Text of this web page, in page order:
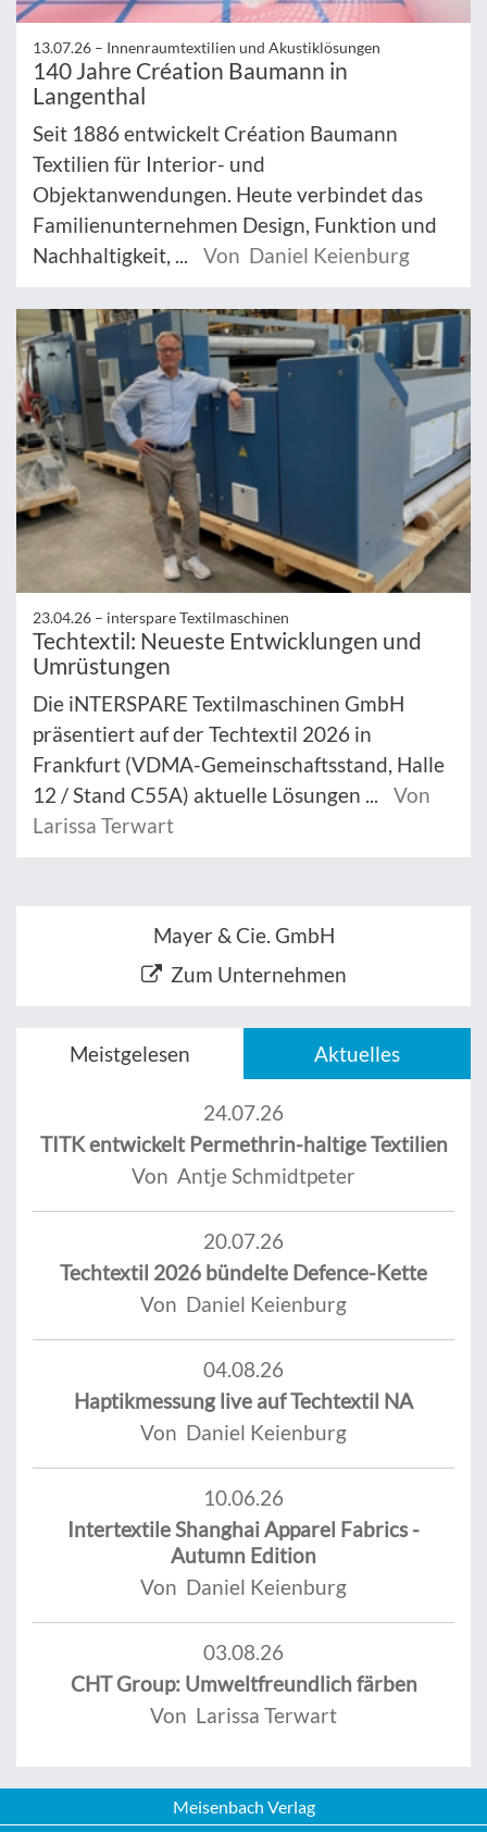
13.07.26 – Innenraumtextilien und Akustiklösungen
140 Jahre Création Baumann in
Langenthal
Seit 1886 entwickelt Création Baumann
Textilien für Interior- und
Objektanwendungen. Heute verbindet das
Familienunternehmen Design, Funktion und
Nachhaltigkeit, ...
Von Daniel Keienburg
23.04.26 – interspare Textilmaschinen
Techtextil: Neueste Entwicklungen und
Umrüstungen
Die iNTERSPARE Textilmaschinen GmbH
präsentiert auf der Techtextil 2026 in
Frankfurt (VDMA-Gemeinschaftsstand, Halle
12 / Stand C55A) aktuelle Lösungen ...
Von
Larissa Terwart
Mayer & Cie. GmbH
Zum Unternehmen
Meistgelesen Aktuelles
24.07.26
TITK entwickelt Permethrin-haltige Textilien
Von Antje Schmidtpeter
20.07.26
Techtextil 2026 bündelte Defence-Kette
Von Daniel Keienburg
04.08.26
Haptikmessung live auf Techtextil NA
Von Daniel Keienburg
10.06.26
Intertextile Shanghai Apparel Fabrics -
Autumn Edition
Von Daniel Keienburg
03.08.26
CHT Group: Umweltfreundlich färben
Von Larissa Terwart
Meisenbach Verlag